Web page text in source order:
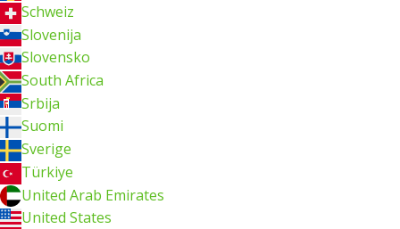
Schweiz
Slovenija
Slovensko
South Africa
Srbija
Suomi
Sverige
Türkiye
United Arab Emirates
United States